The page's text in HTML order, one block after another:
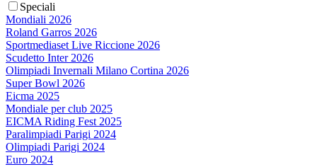
Speciali
Mondiali 2026
Roland Garros 2026
Sportmediaset Live Riccione 2026
Scudetto Inter 2026
Olimpiadi Invernali Milano Cortina 2026
Super Bowl 2026
Eicma 2025
Mondiale per club 2025
EICMA Riding Fest 2025
Paralimpiadi Parigi 2024
Olimpiadi Parigi 2024
Euro 2024